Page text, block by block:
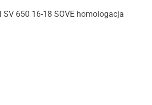
SV 650 16-18 SOVE homologacja